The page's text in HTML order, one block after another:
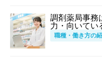
調剤薬局事務
力・向いてい
職種・働き方の